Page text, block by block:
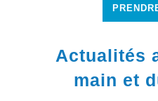
Actualités
main et